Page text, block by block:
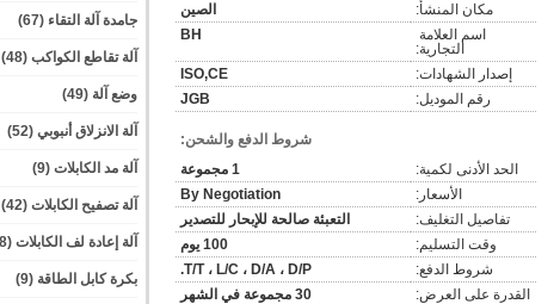
جامدة آلة التقاء (67)
آلة تقاطع الكواكب (48)
وضع آلة (49)
آلة الانزلاق أنبوبي (52)
آلة مد الكابلات (9)
آلة تصفيح الكابلات (42)
آلة إعادة لف الكابلات (8)
بكرة كابل الطاقة (9)
مكان المنشأ:
الصين
التجارية:
BH
إصدار الشهادات:
ISO,CE
رقم الموديل:
JGB
شروط الدفع والشحن:
الحد الأدنى لكمية:
1 مجموعة
الأسعار:
By Negotiation
تفاصيل التغليف:
التعبئة صالحة للإبحار للتصدير
وقت التسليم:
100 يوم
شروط الدفع:
T/T ، L/C ، D/A ، D/P.
القدرة على العرض:
30 مجموعة في الشهر